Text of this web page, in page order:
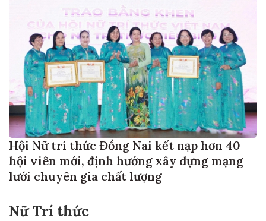
Hội Nữ trí thức Đồng Nai kết nạp hơn 40
hội viên mới, định hướng xây dựng mạng
lưới chuyên gia chất lượng
Nữ Trí thức